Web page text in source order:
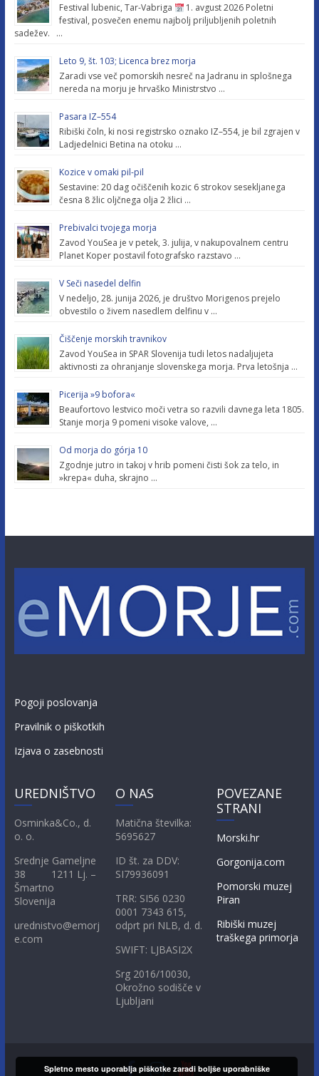
Festival lubenic, Tar-Vabriga
1. avgust 2026 Poletni
festival, posvečen enemu najbolj priljubljenih poletnih
sadežev. …
Leto 9, št. 103; Licenca brez morja
Zaradi vse več pomorskih nesreč na Jadranu in splošnega
nereda na morju je hrvaško Ministrstvo …
Pasara IZ–554
Ribiški čoln, ki nosi registrsko oznako IZ–554, je bil zgrajen v
Ladjedelnici Betina na otoku …
Kozice v omaki pil-pil
Sestavine: 20 dag očiščenih kozic 6 strokov sesekljanega
česna 8 žlic oljčnega olja 2 žlici …
Prebivalci tvojega morja
Zavod YouSea je v petek, 3. julija, v nakupovalnem centru
Planet Koper postavil fotografsko razstavo …
V Seči nasedel delfin
V nedeljo, 28. junija 2026, je društvo Morigenos prejelo
obvestilo o živem nasedlem delfinu v …
Čiščenje morskih travnikov
Zavod YouSea in SPAR Slovenija tudi letos nadaljujeta
aktivnosti za ohranjanje slovenskega morja. Prva letošnja …
Picerija »9 bofora«
Beaufortovo lestvico moči vetra so razvili davnega leta 1805.
Stanje morja 9 pomeni visoke valove, …
Od morja do górja 10
Zgodnje jutro in takoj v hrib pomeni čisti šok za telo, in
»krepa« duha, skrajno …
Pogoji poslovanja
Pravilnik o piškotkih
Izjava o zasebnosti
UREDNIŠTVO
Osminka&Co., d.
o. o.
Srednje Gameljne
38 1211 Lj. –
Šmartno
Slovenija
urednistvo@emorj
e.com
O NAS
Matična številka:
5695627
ID št. za DDV:
SI79936091
TRR: SI56 0230
0001 7343 615,
odprt pri NLB, d. d.
SWIFT: LJBASI2X
Srg 2016/10030,
Okrožno sodišče v
Ljubljani
POVEZANE
STRANI
Morski.hr
Gorgonija.com
Pomorski muzej
Piran
Ribiški muzej
traškega primorja
Spletno mesto uporablja piškotke zaradi boljše uporabniške